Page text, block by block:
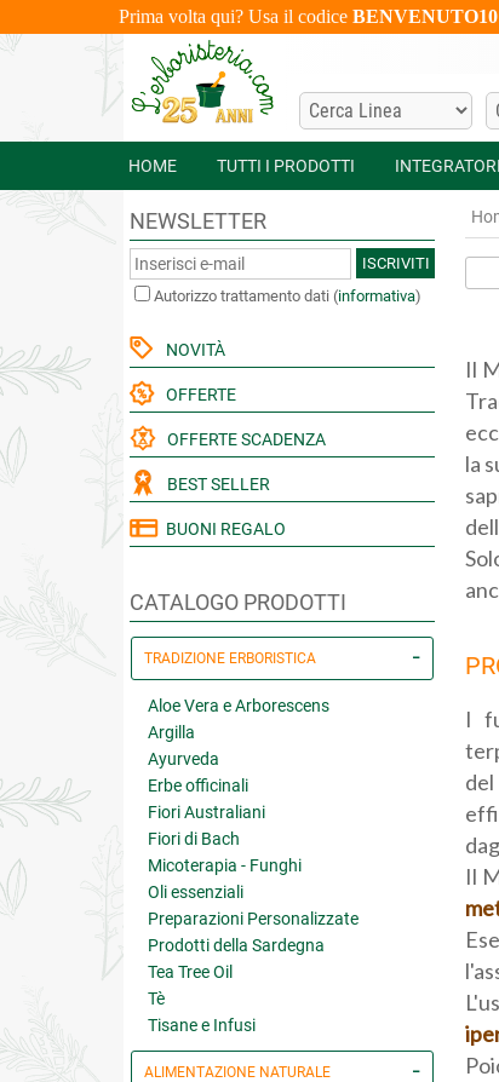
Prima volta qui? Usa il codice BENVENUTO10
HOME TUTTI I PRODOTTI
NEWSLETTER
ISCRIVITI
Autorizzo trattamento dati (informativa)
NOVITÀ
OFFERTE
OFFERTE SCADENZA
BEST SELLER
BUONI REGALO
CATALOGO PRODOTTI
TRADIZIONE ERBORISTICA
Aloe Vera e Arborescens
Argilla
Ayurveda
Erbe officinali
Fiori Australiani
Fiori di Bach
Micoterapia - Funghi
Oli essenziali
Preparazioni Personalizzate
Prodotti della Sardegna
Tea Tree Oil
Tè
Tisane e Infusi
ALIMENTAZIONE NATURALE
Il
la
I
Il